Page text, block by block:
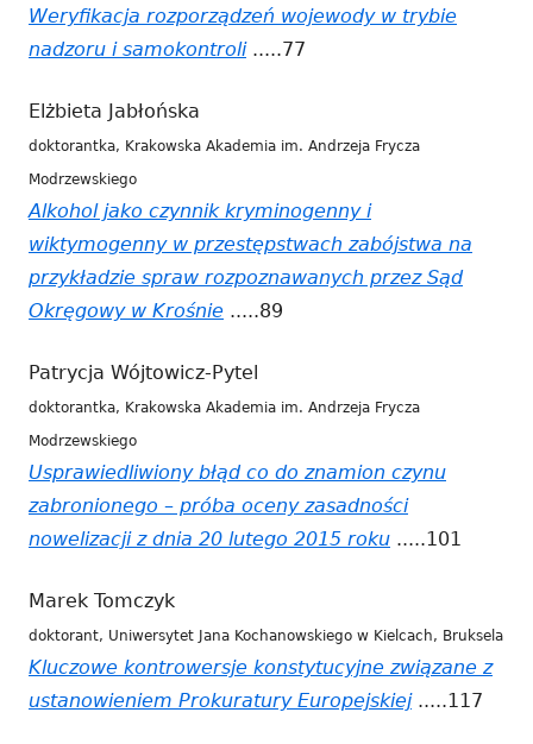
nowym
oknie
Weryfikacja rozporządzeń wojewody w trybie
nadzoru i samokontroliStrona
w
oknie
.....77
Elżbieta Jabłońska
doktorantka, Krakowska Akademia im. Andrzeja Frycza
Modrzewskiego
Alkohol jako czynnik kryminogenny i
wiktymogenny w przestępstwach zabójstwa na
przykładzie spraw rozpoznawanych przez Sąd
Okręgowy w Krośnie Strona
się
w
oknie
.....89
Patrycja Wójtowicz-Pytel
doktorantka, Krakowska Akademia im. Andrzeja Frycza
Modrzewskiego
Usprawiedliwiony błąd co do znamion czynu
zabronionego – próba oceny zasadności
nowelizacji z dnia 20 lutego 2015 roku Strona
w
nowym
oknie
.....101
Marek Tomczyk
doktorant, Uniwersytet Jana Kochanowskiego w Kielcach, Bruksela
Kluczowe kontrowersje konstytucyjne związane z
ustanowieniem Prokuratury EuropejskiejStrona
.....117